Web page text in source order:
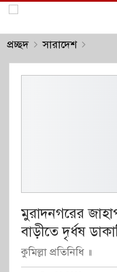
প্রচ্ছদ সারাদেশ
মুরাদনগরের
বাড়ীতে দৃর্ধষ
কুমিল্লা প্রতিনিধি ॥